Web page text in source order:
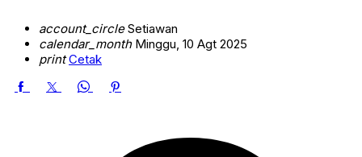
account_circleSetiawan
calendar_monthMinggu, 10 Agt 2025
print Cetak